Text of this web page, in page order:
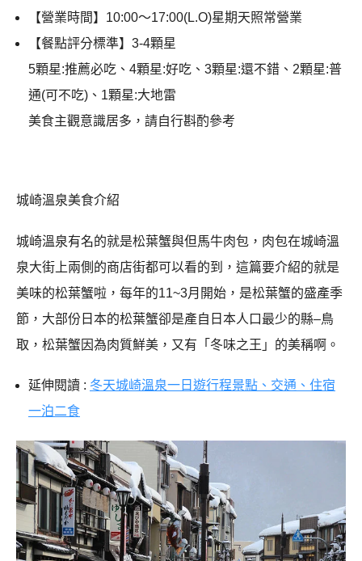
【營業時間】 10:00～17:00(L.O)星期天照常營業
【餐點評分標準】3-4顆星
5顆星:推薦必吃、4顆星:好吃、3顆星:還不錯、2顆星:普
通(可不吃)、1顆星:大地雷
美食主觀意識居多，請自行斟酌參考
城崎溫泉美食介紹
城崎溫泉有名的就是松葉蟹與但馬牛肉包，肉包在城崎溫
泉大街上兩側的商店街都可以看的到，這篇要介紹的就是
美味的松葉蟹啦，每年的11~3月開始，是松葉蟹的盛產季
節，大部份日本的松葉蟹卻是產自日本人口最少的縣–鳥
取，松葉蟹因為肉質鮮美，又有「冬味之王」的美稱啊。
延伸閱讀 : 冬天城崎溫泉一日遊行程景點、交通、住宿
一泊二食